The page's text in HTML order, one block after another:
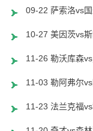
09-22 萨索洛vs
10-27 美因茨vs
11-26 勒沃库森
11-03 勒阿弗尔
11-23 法兰克福